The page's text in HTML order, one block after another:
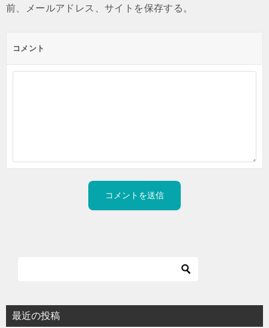
前、メールアドレス、サイトを保存する。
コメント
最近の投稿